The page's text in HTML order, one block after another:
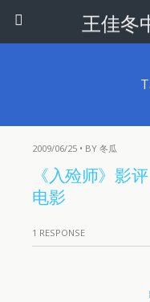
王佳冬
2009/06/25 • BY 冬瓜
《入殓师》影
电影
1 RESPONSE